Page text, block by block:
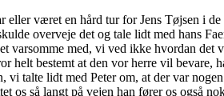
været en hård tur for Jens Tøjsen i
overveje det og tale lidt med hans
med, vi ved ikke hvordan det
bestemt at den vor herre vil bevare,
talte lidt med Peter om, at der var
os så langt på vejen han fører os også